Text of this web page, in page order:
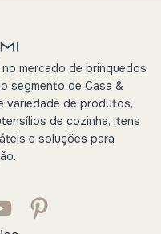
mercado de brinquedos
segmento de Casa &
variedade de produtos,
de cozinha, itens
e soluções para